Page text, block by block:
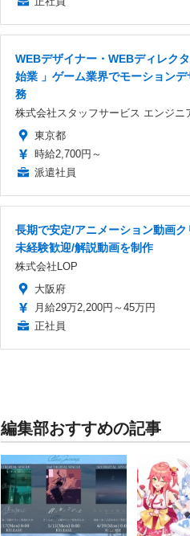
WEBデザイナー・WEBディレク
始業 」ゲーム業界でモーションデ
務
株式会社スタッフサービス エンジニ
東京都
時給2,700円～
派遣社員
長期で安定/アニメーション動画
未経験歓迎/解説動画を制作
株式会社LOP
大阪府
月給29万2,200円～45万円
正社員
編集部おすすめの記事